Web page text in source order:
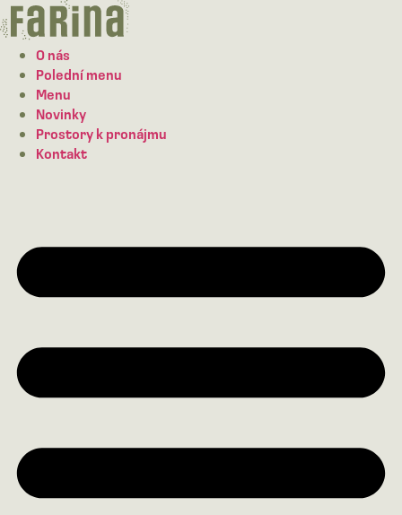
Přejít
na
obsahO nás
Polední menu
Menu
Novinky
Prostory k pronájmu
Kontakt